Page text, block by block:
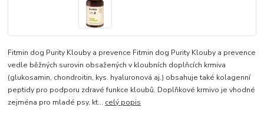
Fitmin dog Purity Klouby a prevence Fitmin dog Purity Klouby a prevence
vedle běžných surovin obsažených v kloubních doplňcích krmiva
(glukosamin, chondroitin, kys. hyaluronová aj.) obsahuje také kolagenní
peptidy pro podporu zdravé funkce kloubů. Doplňkové krmivo je vhodné
zejména pro mladé psy, kt... celý popis